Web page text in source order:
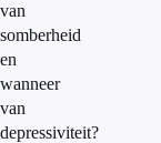
van
somberheid
en
wanneer
van
depressiviteit?